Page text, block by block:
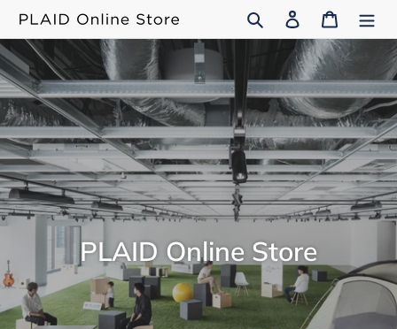
テ
ン
ツ
に
ス
キ
ッ
プ
す
る
検索 ログイン カート
PLAID Online Store